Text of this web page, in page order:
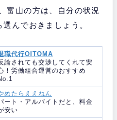
富山の方は、自分の状況
んでおきましょう。
職代行OITOMA
論されても交渉してくれて安
！労働組合運営のおすすめ
めたらええねん
ート・アルバイトだと、料金
安い